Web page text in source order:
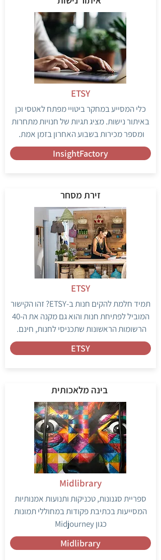
כלי המסייע במחקר ביטויי מפתח לאטסי וכן
באיתור נישות. מציג תגיות של חנויות מתחרות
ומספר מכירות בשבוע האחרון בזמן אמת.
InsightFactory
ETSY
זירת מסחר
תמיד חלמת להקים חנות ב-ETSY? זהו הקישור
המוביל לפתיחת חנות והוא גם מקנה את ה-40
הרשומות הראשונות שתכניסי לחנות, חינם.
ETSY
ETSY
בינה מלאכותית
ספריית סגנונות, טכניקות ותנועות אמנותיות
המסייעות בכתיבת פקודות במחוללי תמונות
כגון Midjourney
Midlibrary
Midlibrary